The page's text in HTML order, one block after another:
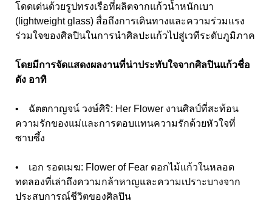
โดดเด่นด้วยรูปทรงเรือที่ผลิตจากแก้วน้ำหนักเบา
(lightweight glass) สื่อถึงการเดินทางและความร่วมแรง
ร่วมใจของศิลปินในการนำศิลปะแก้วไปสู่เวทีระดับภูมิภาค
โดยมีการจัดแสดงผลงานที่น่าประทับใจจากศิลปินแก้วชื่อ
ดัง อาทิ
• ฉัตตกาญจน์ วงษ์ศิริ: Her Flower งานศิลป์ที่สะท้อน
ความรักของแม่และการตอบแทนความรักด้วยหัวใจที่
ซาบซึ้ง
• เอก รอดเมฆ: Flower of Fear ดอกไม้แก้วในหลอด
ทดลองที่เล่าถึงความกล้าหาญและความเปราะบางจาก
ประสบการณ์ชีวิตของศิลปิน